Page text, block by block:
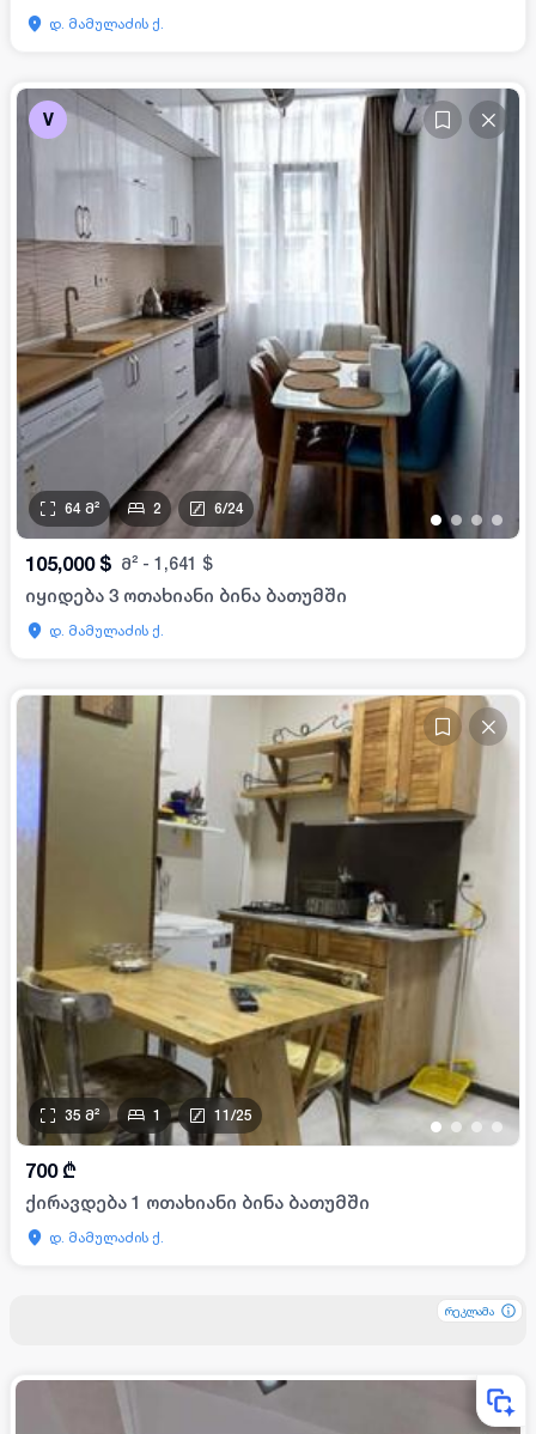
დ. მამულაძის ქ.
V
•• • •
64 მ² 2 6/24
105,000 $ მ² - 1,641 $
იყიდება 3 ოთახიანი ბინა ბათუმში
დ. მამულაძის ქ.
•• • •
35 მ² 1 11 /25
700 ₾
ქირავდება 1 ოთახიანი ბინა ბათუმში
დ. მამულაძის ქ.
რეკლამა
რეკლამა
რეკლამა